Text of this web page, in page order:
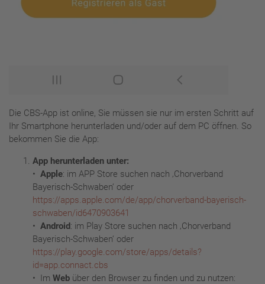
Die CBS-App ist online, Sie müssen sie nur im ersten Schritt auf
Ihr Smartphone herunterladen und/oder auf dem PC öffnen. So
bekommen Sie die App:
App herunterladen unter:
• Apple: im APP Store suchen nach ‚Chorverband
Bayerisch-Schwaben‘ oder
https://apps.apple.com/de/app/chorverband-bayerisch-
schwaben/id6470903641
• Android: im Play Store suchen nach ‚Chorverband
Bayerisch-Schwaben‘ oder
https://play.google.com/store/apps/details?
id=app.connact.cbs
• Im Web über den Browser zu finden und zu nutzen: